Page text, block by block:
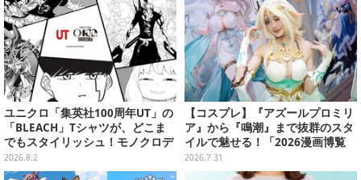
ユニクロ「集英社100周年UT」の
「BLEACH」Tシャツが、どこま
でもスタイリッシュ！モノクロデ
ザインもクール
2026.8.2
【コスプレ】『アズールプロミリ
ア』から『鳴潮』まで抜群のスタ
イルで魅せる！「2026漫画博覧
会」百花繚乱の台湾美女12選【写
真37枚】
2026.7.31